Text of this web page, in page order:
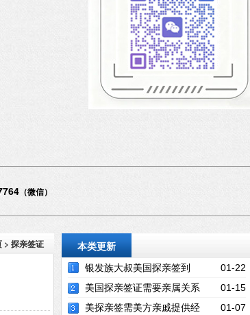
（微信）
> 探亲签证 本类更新
01-22
银发族大叔美国探亲签到
手！纽约探望做博士后的儿子 01-15
美国探亲签证需要亲属关系
公证吗？哪些关系要证明？ 01-07
美探亲签需美方亲戚提供经